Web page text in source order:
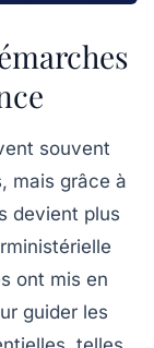
souvent
, mais grâce à
devient plus
ont mis en
guider les